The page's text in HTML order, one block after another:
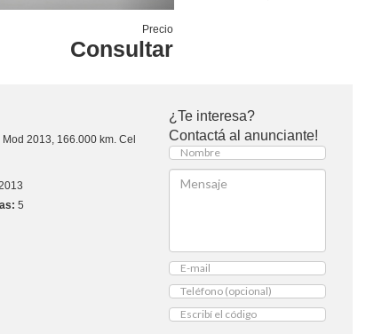
Precio
Consultar
2013, 166.000 km. Cel
5
¿Te interesa?
Contactá al anunciante!